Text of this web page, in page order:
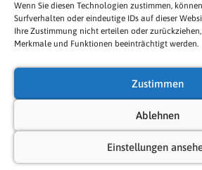
Wenn Sie diesen Technologien zustimmen,
Surfverhalten oder eindeutige IDs auf dieser
Ihre Zustimmung nicht erteilen oder
Merkmale und Funktionen beeinträchtigt werden.
Zustimmen
Ablehnen
Einstellungen
Was ist Urgeschmack?
Häufige Fragen
Links
Allgemeine Geschäftsbedingungen
Datenschutzerklärung
Sitemap